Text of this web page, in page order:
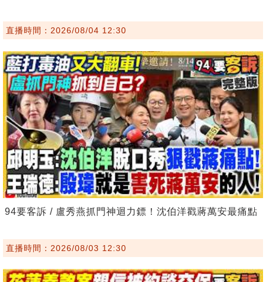
直播時間：2026/08/04 12:30
94要客訴 / 盧秀燕抓門神迴力鏢！沈伯洋戳蔣萬安最痛點
直播時間：2026/08/03 12:30